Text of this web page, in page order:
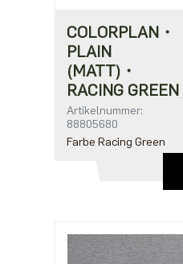
COLORPLAN・
PLAIN
(MATT)・
RACING GREEN
Artikelnummer:
88805680
Farbe Racing Green